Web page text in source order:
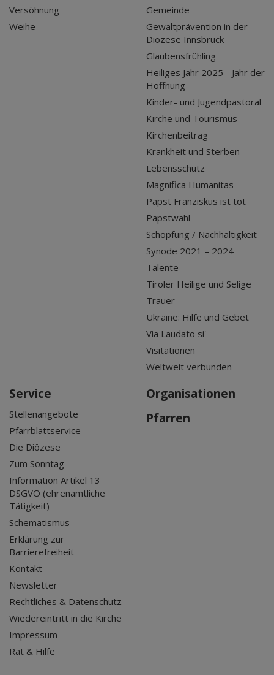
Versöhnung
Weihe
Gemeinde
Gewaltprävention in der
Diözese Innsbruck
Glaubensfrühling
Heiliges Jahr 2025 - Jahr der
Hoffnung
Kinder- und Jugendpastoral
Kirche und Tourismus
Kirchenbeitrag
Krankheit und Sterben
Lebensschutz
Magnifica Humanitas
Papst Franziskus ist tot
Papstwahl
Schöpfung / Nachhaltigkeit
Synode 2021 – 2024
Talente
Tiroler Heilige und Selige
Trauer
Ukraine: Hilfe und Gebet
Via Laudato si'
Visitationen
Weltweit verbunden
Service
Stellenangebote
Pfarrblattservice
Die Diözese
Zum Sonntag
Information Artikel 13
DSGVO (ehrenamtliche
Tätigkeit)
Schematismus
Erklärung zur
Barrierefreiheit
Kontakt
Newsletter
Rechtliches & Datenschutz
Wiedereintritt in die Kirche
Impressum
Rat & Hilfe
Organisationen
Pfarren